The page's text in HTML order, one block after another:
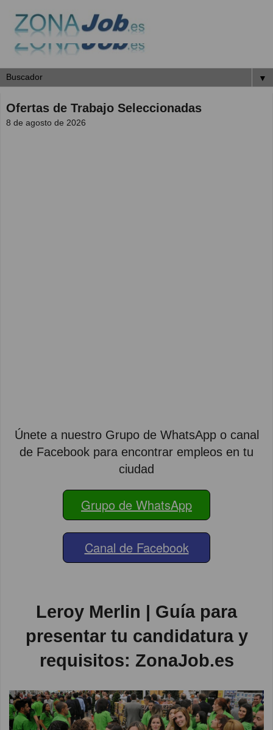
▼
Ofertas de Trabajo Seleccionadas
8 de agosto de 2026
Únete a nuestro Grupo de WhatsApp o canal
de Facebook para encontrar empleos en tu
ciudad
Grupo de WhatsApp
Canal de Facebook
Leroy Merlin | Guía para
presentar tu candidatura y
requisitos: ZonaJob.es